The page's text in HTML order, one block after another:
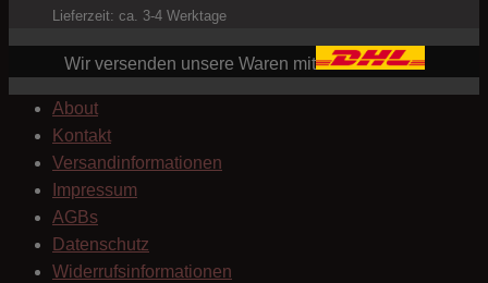
Lieferzeit: ca. 3-4 Werktage
Wir versenden unsere Waren mit
About
Kontakt
Versandinformationen
Impressum
AGBs
Datenschutz
Widerrufsinformationen